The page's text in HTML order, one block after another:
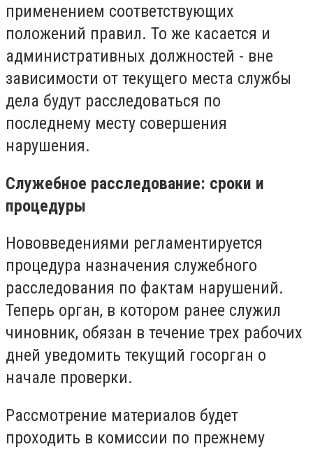
применением соответствующих
положений правил. То же касается и
административных должностей - вне
зависимости от текущего места службы
дела будут расследоваться по
последнему месту совершения
нарушения.
Служебное расследование: сроки и
процедуры
Нововведениями регламентируется
процедура назначения служебного
расследования по фактам нарушений.
Теперь орган, в котором ранее служил
чиновник, обязан в течение трех рабочих
дней уведомить текущий госорган о
начале проверки.
Рассмотрение материалов будет
проходить в комиссии по прежнему